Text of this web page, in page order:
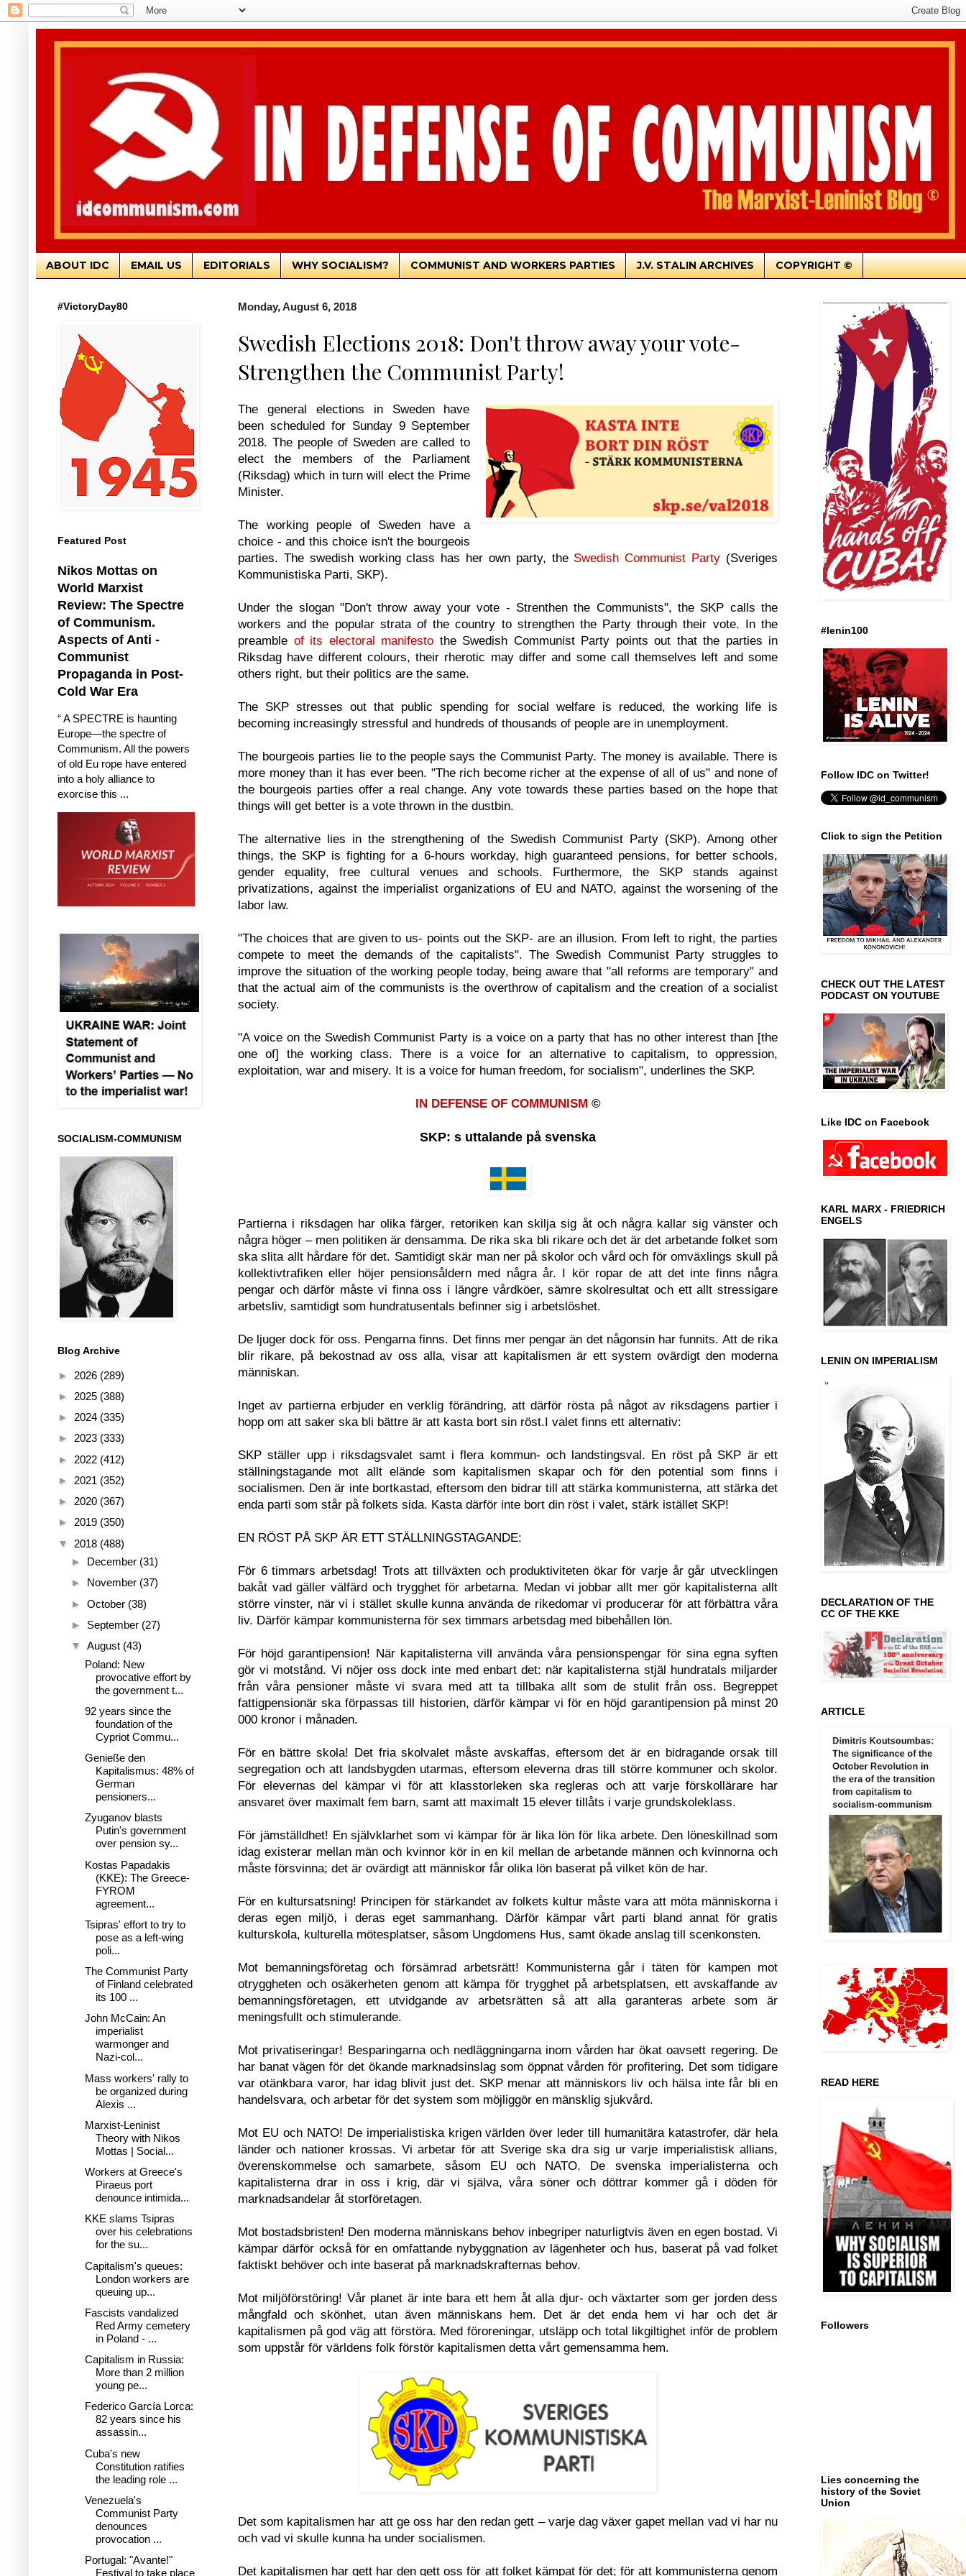
ABOUT IDC EMAIL US EDITORIALS WHY SOCIALISM? COMMUNIST AND WORKERS PARTIES J.V. STALIN ARCHIVES COPYRIGHT ©
Monday, August 6, 2018
Swedish Elections 2018: Don't throw away your vote-
Strengthen the Communist Party!
The general elections in Sweden have
been scheduled for Sunday 9 September
2018. The people of Sweden are called to
elect the members of the Parliament
(Riksdag) which in turn will elect the Prime
Minister.
The working people of Sweden have a
choice - and this choice isn't the bourgeois
parties. The swedish working class has her own party, the Swedish Communist Party (Sveriges
Kommunistiska Parti, SKP).
Under the slogan "Don't throw away your vote - Strenthen the Communists", the SKP calls the
workers and the popular strata of the country to strengthen the Party through their vote. In the
preamble of its electoral manifesto the Swedish Communist Party points out that the parties in
Riksdag have different colours, their rherotic may differ and some call themselves left and some
others right, but their politics are the same.
The SKP stresses out that public spending for social welfare is reduced, the working life is
becoming increasingly stressful and hundreds of thousands of people are in unemployment.
The bourgeois parties lie to the people says the Communist Party. The money is available. There is
more money than it has ever been. "The rich become richer at the expense of all of us" and none of
the bourgeois parties offer a real change. Any vote towards these parties based on the hope that
things will get better is a vote thrown in the dustbin.
The alternative lies in the strengthening of the Swedish Communist Party (SKP). Among other
things, the SKP is fighting for a 6-hours workday, high guaranteed pensions, for better schools,
gender equality, free cultural venues and schools. Furthermore, the SKP stands against
privatizations, against the imperialist organizations of EU and NATO, against the worsening of the
labor law.
"The choices that are given to us- points out the SKP- are an illusion. From left to right, the parties
compete to meet the demands of the capitalists". The Swedish Communist Party struggles to
improve the situation of the working people today, being aware that "all reforms are temporary" and
that the actual aim of the communists is the overthrow of capitalism and the creation of a socialist
society.
"A voice on the Swedish Communist Party is a voice on a party that has no other interest than [the
one of] the working class. There is a voice for an alternative to capitalism, to oppression,
exploitation, war and misery. It is a voice for human freedom, for socialism", underlines the SKP.
IN DEFENSE OF COMMUNISM ©
SKP: s uttalande på svenska
Partierna i riksdagen har olika färger, retoriken kan skilja sig åt och några kallar sig vänster och
några höger – men politiken är densamma. De rika ska bli rikare och det är det arbetande folket som
ska slita allt hårdare för det. Samtidigt skär man ner på skolor och vård och för omväxlings skull på
kollektivtrafiken eller höjer pensionsåldern med några år. I kör ropar de att det inte finns några
pengar och därför måste vi finna oss i längre vårdköer, sämre skolresultat och ett allt stressigare
arbetsliv, samtidigt som hundratusentals befinner sig i arbetslöshet.
De ljuger dock för oss. Pengarna finns. Det finns mer pengar än det någonsin har funnits. Att de rika
blir rikare, på bekostnad av oss alla, visar att kapitalismen är ett system ovärdigt den moderna
människan.
Inget av partierna erbjuder en verklig förändring, att därför rösta på något av riksdagens partier i
hopp om att saker ska bli bättre är att kasta bort sin röst.I valet finns ett alternativ:
SKP ställer upp i riksdagsvalet samt i flera kommun- och landstingsval. En röst på SKP är ett
ställningstagande mot allt elände som kapitalismen skapar och för den potential som finns i
socialismen. Den är inte bortkastad, eftersom den bidrar till att stärka kommunisterna, att stärka det
enda parti som står på folkets sida. Kasta därför inte bort din röst i valet, stärk istället SKP!
EN RÖST PÅ SKP ÄR ETT STÄLLNINGSTAGANDE:
För 6 timmars arbetsdag! Trots att tillväxten och produktiviteten ökar för varje år går utvecklingen
bakåt vad gäller välfärd och trygghet för arbetarna. Medan vi jobbar allt mer gör kapitalisterna allt
större vinster, när vi i stället skulle kunna använda de rikedomar vi producerar för att förbättra våra
liv. Därför kämpar kommunisterna för sex timmars arbetsdag med bibehållen lön.
För höjd garantipension! När kapitalisterna vill använda våra pensionspengar för sina egna syften
gör vi motstånd. Vi nöjer oss dock inte med enbart det: när kapitalisterna stjäl hundratals miljarder
från våra pensioner måste vi svara med att ta tillbaka allt som de stulit från oss. Begreppet
fattigpensionär ska förpassas till historien, därför kämpar vi för en höjd garantipension på minst 20
000 kronor i månaden.
För en bättre skola! Det fria skolvalet måste avskaffas, eftersom det är en bidragande orsak till
segregation och att landsbygden utarmas, eftersom eleverna dras till större kommuner och skolor.
För elevernas del kämpar vi för att klasstorleken ska regleras och att varje förskollärare har
ansvaret över maximalt fem barn, samt att maximalt 15 elever tillåts i varje grundskoleklass.
För jämställdhet! En självklarhet som vi kämpar för är lika lön för lika arbete. Den löneskillnad som
idag existerar mellan män och kvinnor kör in en kil mellan de arbetande männen och kvinnorna och
måste försvinna; det är ovärdigt att människor får olika lön baserat på vilket kön de har.
För en kultursatsning! Principen för stärkandet av folkets kultur måste vara att möta människorna i
deras egen miljö, i deras eget sammanhang. Därför kämpar vårt parti bland annat för gratis
kulturskola, kulturella mötesplatser, såsom Ungdomens Hus, samt ökade anslag till scenkonsten.
Mot bemanningsföretag och försämrad arbetsrätt! Kommunisterna går i täten för kampen mot
otryggheten och osäkerheten genom att kämpa för trygghet på arbetsplatsen, ett avskaffande av
bemanningsföretagen, ett utvidgande av arbetsrätten så att alla garanteras arbete som är
meningsfullt och stimulerande.
Mot privatiseringar! Besparingarna och nedläggningarna inom vården har ökat oavsett regering. De
har banat vägen för det ökande marknadsinslag som öppnat vården för profitering. Det som tidigare
var otänkbara varor, har idag blivit just det. SKP menar att människors liv och hälsa inte får bli en
handelsvara, och arbetar för det system som möjliggör en mänsklig sjukvård.
Mot EU och NATO! De imperialistiska krigen världen över leder till humanitära katastrofer, där hela
länder och nationer krossas. Vi arbetar för att Sverige ska dra sig ur varje imperialistisk allians,
överenskommelse och samarbete, såsom EU och NATO. De svenska imperialisterna och
kapitalisterna drar in oss i krig, där vi själva, våra söner och döttrar kommer gå i döden för
marknadsandelar åt storföretagen.
Mot bostadsbristen! Den moderna människans behov inbegriper naturligtvis även en egen bostad. Vi
kämpar därför också för en omfattande nybyggnation av lägenheter och hus, baserat på vad folket
faktiskt behöver och inte baserat på marknadskrafternas behov.
Mot miljöförstöring! Vår planet är inte bara ett hem åt alla djur- och växtarter som ger jorden dess
mångfald och skönhet, utan även människans hem. Det är det enda hem vi har och det är
kapitalismen på god väg att förstöra. Med föroreningar, utsläpp och total likgiltighet inför de problem
som uppstår för världens folk förstör kapitalismen detta vårt gemensamma hem.
Det som kapitalismen har att ge oss har den redan gett – varje dag växer gapet mellan vad vi har nu
och vad vi skulle kunna ha under socialismen.
Det kapitalismen har gett har den gett oss för att folket kämpat för det; för att kommunisterna genom
#VictoryDay80
Featured Post
Nikos Mottas on
World Marxist
Review: The Spectre
of Communism.
Aspects of Anti -
Communist
Propaganda in Post-
Cold War Era
“ A SPECTRE is haunting
Europe—the spectre of
Communism. All the powers
of old Eu rope have entered
into a holy alliance to
exorcise this ...
SOCIALISM-COMMUNISM
Blog Archive
► 2026 (289)
► 2025 (388)
► 2024 (335)
► 2023 (333)
► 2022 (412)
► 2021 (352)
► 2020 (367)
► 2019 (350)
▼ 2018 (488)
► December (31)
► November (37)
► October (38)
► September (27)
▼ August (43)
Poland: New
provocative effort by
the government t...
92 years since the
foundation of the
Cypriot Commu...
Genieße den
Kapitalismus: 48% of
German
pensioners...
Zyuganov blasts
Putin's government
over pension sy...
Kostas Papadakis
(KKE): The Greece-
FYROM
agreement...
Tsipras' effort to try to
pose as a left-wing
poli...
The Communist Party
of Finland celebrated
its 100 ...
John McCain: An
imperialist
warmonger and
Nazi-col...
Mass workers' rally to
be organized during
Alexis ...
Marxist-Leninist
Theory with Nikos
Mottas | Social...
Workers at Greece's
Piraeus port
denounce intimida...
KKE slams Tsipras
over his celebrations
for the su...
Capitalism's queues:
London workers are
queuing up...
Fascists vandalized
Red Army cemetery
in Poland - ...
Capitalism in Russia:
More than 2 million
young pe...
Federico García Lorca:
82 years since his
assassin...
Cuba's new
Constitution ratifies
the leading role ...
Venezuela's
Communist Party
denounces
provocation ...
Portugal: "Avante!"
Festival to take place
#lenin100
Follow IDC on Twitter!
Click to sign the Petition
CHECK OUT THE LATEST
PODCAST ON YOUTUBE
Like IDC on Facebook
KARL MARX - FRIEDRICH
ENGELS
LENIN ON IMPERIALISM
DECLARATION OF THE
CC OF THE KKE
ARTICLE
READ HERE
Followers
Lies concerning the
history of the Soviet
Union